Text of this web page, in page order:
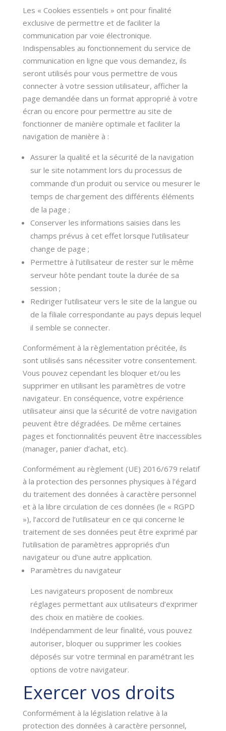
Les « Cookies essentiels » ont pour finalité
exclusive de permettre et de faciliter la
communication par voie électronique.
Indispensables au fonctionnement du service de
communication en ligne que vous demandez, ils
seront utilisés pour vous permettre de vous
connecter à votre session utilisateur, afficher la
page demandée dans un format approprié à votre
écran ou encore pour permettre au site de
fonctionner de manière optimale et faciliter la
navigation de manière à :
Assurer la qualité et la sécurité de la navigation
sur le site notamment lors du processus de
commande d’un produit ou service ou mesurer le
temps de chargement des différents éléments
de la page ;
Conserver les informations saisies dans les
champs prévus à cet effet lorsque l’utilisateur
change de page ;
Permettre à l’utilisateur de rester sur le même
serveur hôte pendant toute la durée de sa
session ;
Rediriger l’utilisateur vers le site de la langue ou
de la filiale correspondante au pays depuis lequel
il semble se connecter.
Conformément à la règlementation précitée, ils
sont utilisés sans nécessiter votre consentement.
Vous pouvez cependant les bloquer et/ou les
supprimeren utilisant les paramètres de votre
navigateur. En conséquence, votre expérience
utilisateur ainsi que la sécurité de votre navigation
peuvent être dégradées. De même certaines
pages et fonctionnalités peuvent être inaccessibles
(manager, panier d’achat, etc).
Conformément au règlement (UE) 2016/679 relatif
à la protection des personnes physiques à l’égard
du traitement des données à caractère personnel
et à la libre circulation de ces données (le « RGPD
»), l’accord de l’utilisateur en ce qui concerne le
traitement de ses données peut être exprimé par
l’utilisation de paramètres appropriés d’un
navigateur ou d’une autre application.
Paramètres du navigateur
Les navigateurs proposent de nombreux
réglages permettant aux utilisateurs d’exprimer
des choix en matière de cookies.
Indépendamment de leur finalité, vous pouvez
autoriser, bloquer ou supprimer les cookies
déposés sur votre terminal en paramétrant les
options de votre navigateur.
Exercer vos droits
Conformément à la législation relative à la
protection des données à caractère personnel,